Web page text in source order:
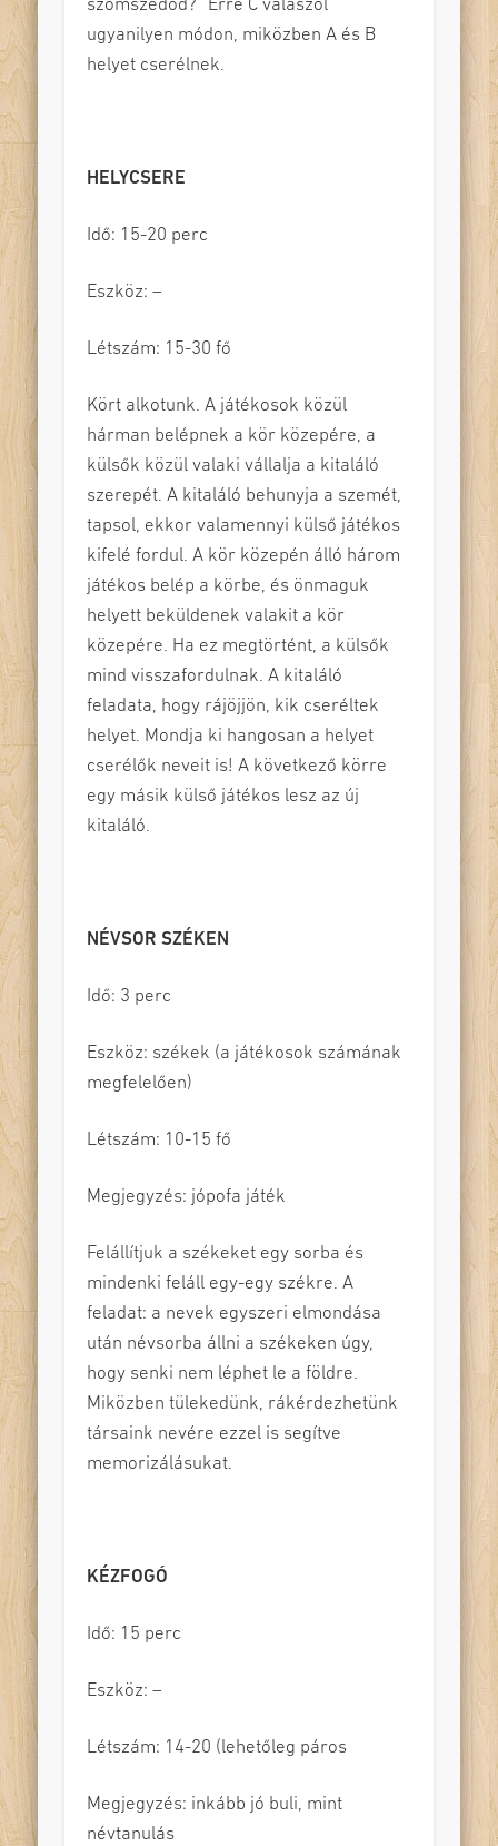
szomszédod?” Erre C válaszol
ugyanilyen módon, miközben A és B
helyet cserélnek.
HELYCSERE
Idő: 15-20 perc
Eszköz: –
Létszám: 15-30 fő
Kört alkotunk. A játékosok közül
hárman belépnek a kör közepére, a
külsők közül valaki vállalja a kitaláló
szerepét. A kitaláló behunyja a szemét,
tapsol, ekkor valamennyi külső játékos
kifelé fordul. A kör közepén álló három
játékos belép a körbe, és önmaguk
helyett beküldenek valakit a kör
közepére. Ha ez megtörtént, a külsők
mind visszafordulnak. A kitaláló
feladata, hogy rájöjjön, kik cseréltek
helyet. Mondja ki hangosan a helyet
cserélők neveit is! A következő körre
egy másik külső játékos lesz az új
kitaláló.
NÉVSOR SZÉKEN
Idő: 3 perc
Eszköz: székek (a játékosok számának
megfelelően)
Létszám: 10-15 fő
Megjegyzés: jópofa játék
Felállítjuk a székeket egy sorba és
mindenki feláll egy-egy székre. A
feladat: a nevek egyszeri elmondása
után névsorba állni a székeken úgy,
hogy senki nem léphet le a földre.
Miközben tülekedünk, rákérdezhetünk
társaink nevére ezzel is segítve
memorizálásukat.
KÉZFOGÓ
Idő: 15 perc
Eszköz: –
Létszám: 14-20 (lehetőleg páros
Megjegyzés: inkább jó buli, mint
névtanulás